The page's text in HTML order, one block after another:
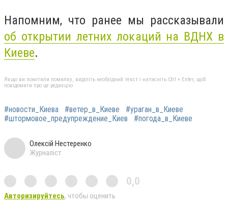
Напомним, что ранее мы рассказывали
об открытии летних локаций на ВДНХ в
Киеве.
Якщо ви помітили помилку, виділіть необхідний текст і натисніть Ctrl + Enter, щоб
повідомити про це редакцію
#новости_Киева #ветер_в_Киеве
#ураган_в_Киеве
#штормовое_предупреждение_Киев
#погода_в_Киеве
Олексій Нестеренко
Журналіст
0,0
Авторизируйтесь, чтобы оценить